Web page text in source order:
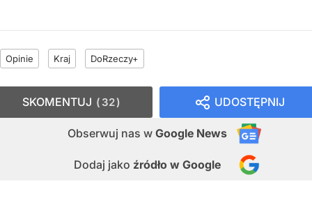
Opinie Kraj DoRzeczy+
UDOSTĘPNIJ
Obserwuj nas w Google News
Dodaj jako źródło w Google
SKOMENTUJ 32